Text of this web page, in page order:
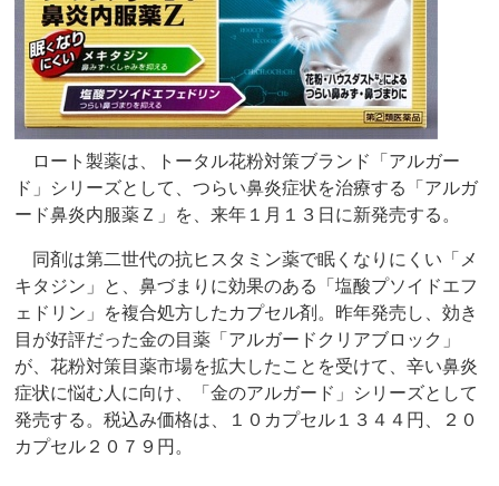
ロート製薬は、トータル花粉対策ブランド「アルガー
ド」シリーズとして、つらい鼻炎症状を治療する「アルガ
ード鼻炎内服薬Ｚ」を、来年１月１３日に新発売する。
同剤は第二世代の抗ヒスタミン薬で眠くなりにくい「メ
キタジン」と、鼻づまりに効果のある「塩酸プソイドエフ
ェドリン」を複合処方したカプセル剤。昨年発売し、効き
目が好評だった金の目薬「アルガードクリアブロック」
が、花粉対策目薬市場を拡大したことを受けて、辛い鼻炎
症状に悩む人に向け、「金のアルガード」シリーズとして
発売する。税込み価格は、１０カプセル１３４４円、２０
カプセル２０７９円。